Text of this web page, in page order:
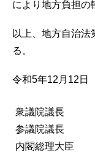
により地方負担の
以上、地方自治
る。
令和5年12月12日
衆議院議長
参議院議長
内閣総理大臣